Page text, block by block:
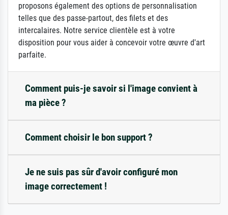
proposons également des options de personnalisation
telles que des passe-partout, des filets et des
intercalaires. Notre service clientèle est à votre
disposition pour vous aider à concevoir votre œuvre d'art
parfaite.
Comment puis-je savoir si l'image convient à
ma pièce ?
Comment choisir le bon support ?
Je ne suis pas sûr d'avoir configuré mon
image correctement !